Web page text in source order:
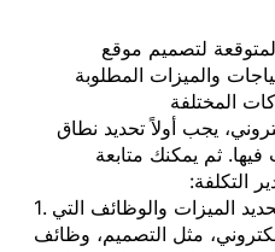
لتصميم موقع
والميزات المطلوبة
المختلفة
يجب أولاً تحديد نطاق
ثم يمكنك متابعة
التكلفة:
1. تحديد المواصفات: قم بتحديد الميزات والوظائف التي
مثل التصميم، وظائف